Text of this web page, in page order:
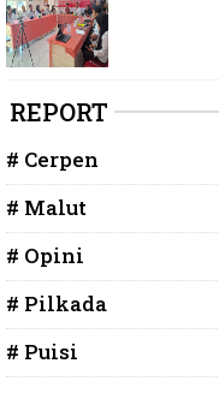
REPORT
# Cerpen
# Malut
# Opini
# Pilkada
# Puisi